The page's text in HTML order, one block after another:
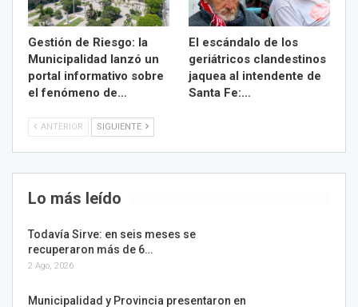
Gestión de Riesgo: la
Municipalidad lanzó un
portal informativo sobre
el fenómeno de…
El escándalo de los
geriátricos clandestinos
jaquea al intendente de
Santa Fe:…
ANTERIOR SIGUIENTE
Lo más leído
Todavía Sirve: en seis meses se
recuperaron más de 6…
2 Ago, 2026
Municipalidad y Provincia presentaron en